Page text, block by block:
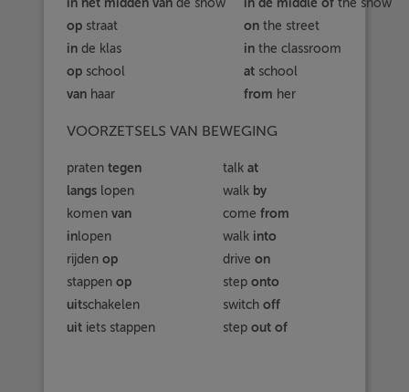
de show the show
op straat on the street
in de klas in the classroom
op school at school
van haar from her
VOORZETSELS VAN BEWEGING
pratentegen talkat
langs lopen walk by
komenvan comefrom
inlopen walk into
rijdenop driveon
stappenop steponto
uitschakelen switchoff
uit iets stappen stepout of